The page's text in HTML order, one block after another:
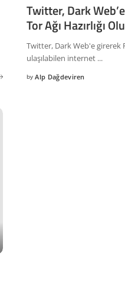
Twitter, Dark
Tor Ağı Hazırlığı
Twitter, Dark Web'e girerek
ulaşılabilen internet ...
Posted
by Alp Dağdeviren